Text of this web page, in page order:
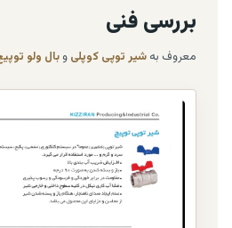
بررسی فنی
معروف به شیر توپی کوپلی و بال ولو